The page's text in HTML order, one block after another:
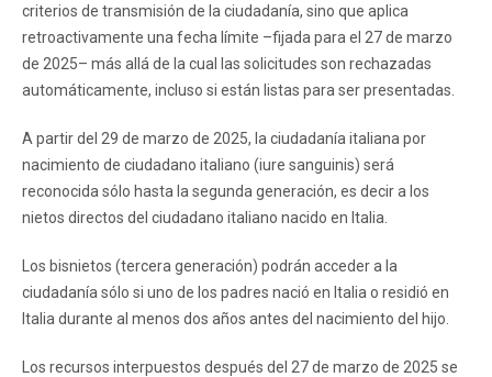
criterios de transmisión de la ciudadanía, sino que aplica
retroactivamente una fecha límite –fijada para el 27 de marzo
de 2025– más allá de la cual las solicitudes son rechazadas
automáticamente, incluso si están listas para ser presentadas.
A partir del 29 de marzo de 2025, la ciudadanía italiana por
nacimiento de ciudadano italiano (iure sanguinis) será
reconocida sólo hasta la segunda generación, es decir a los
nietos directos del ciudadano italiano nacido en Italia.
Los bisnietos (tercera generación) podrán acceder a la
ciudadanía sólo si uno de los padres nació en Italia o residió en
Italia durante al menos dos años antes del nacimiento del hijo.
Los recursos interpuestos después del 27 de marzo de 2025 se